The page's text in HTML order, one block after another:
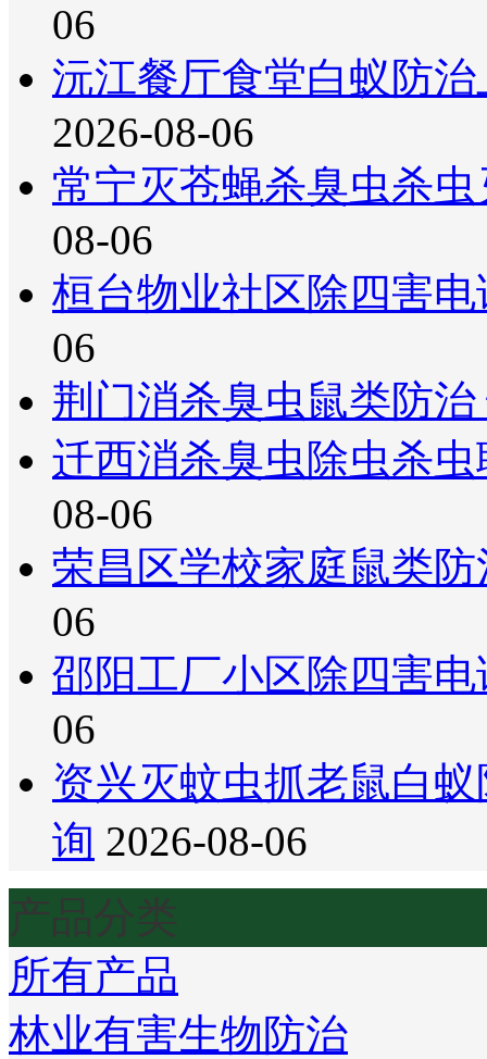
06
沅江餐厅食堂白蚁防
2026-08-06
常宁灭苍蝇杀臭虫杀
08-06
桓台物业社区除四害
06
荆门消杀臭虫鼠类防
迁西消杀臭虫除虫杀
08-06
荣昌区学校家庭鼠类
06
邵阳工厂小区除四害
06
资兴灭蚊虫抓老鼠白
询 2026-08-06
产品分类
所有产品
林业有害生物防治